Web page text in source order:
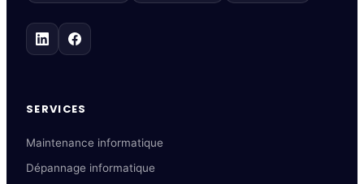
SERVICES
Maintenance informatique
Dépannage informatique